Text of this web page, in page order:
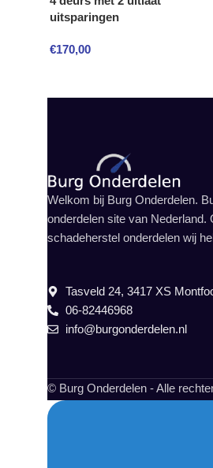
uitsparingen
€170,00
Welkom bij Burg Onderdelen.
onderdelen site van Nederland.
schadeherstel onderdelen wij
Tasveld 24, 3417 XS
06-82446968
info@burgonderdelen.nl
© Burg Onderdelen - Alle